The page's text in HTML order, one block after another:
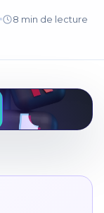
8 min de lecture